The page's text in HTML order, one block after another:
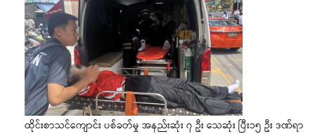
ထိုင်းစာသင်ကျောင်း ပစ်ခတ်မှု အနည်းဆုံး ၇ ဦး သေဆုံး ပြီး၁၅ ဦး ဒဏ်ရာ